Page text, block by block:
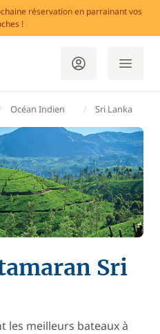
réservation en parrainant vos
!
Océan Indien Sri Lanka
Sri
les meilleurs bateaux à